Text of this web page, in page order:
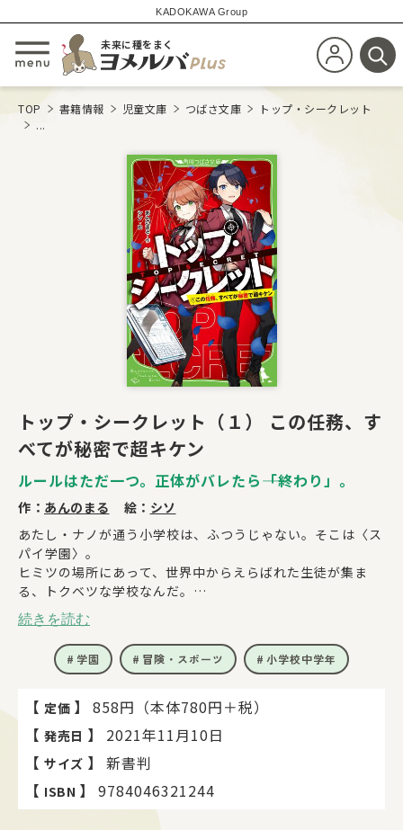
KADOKAWA Group
メニューを開閉する
未来に種をまく
新規会員登
検
TOP 書籍情報 児童文庫 つばさ文庫
トップ・シークレット
...
トップ・シークレット（１） この任務、す
べてが秘密で超キケン
ルールはただ一つ。正体がバレたら――「終わり」。
作： あんのまる 絵： シソ
あたし・ナノが通う小学校は、ふつうじゃない。そこは〈ス
パイ学園〉。
ヒミツの場所にあって、世界中からえらばれた生徒が集ま
る、トクベツな学校なんだ。
ある日、そんな学園の秘宝がうばわれた！ おまけにみんな
が薬でねむらされ、うごけるのは二人だけ。天才（だけど性
格はサイテー）な幼なじみのレオといきなり、宝をとり返す
なって……。
相性サイアクな二人で、キケン度100％スパイミッション！
続きを読む
学園 冒険・スポーツ 小学校中学年
【 定価 】
858円（本体780円＋税）
【 発売日 】
2021年11月10日
【 サイズ 】
新書判
【 ISBN 】 9784046321244